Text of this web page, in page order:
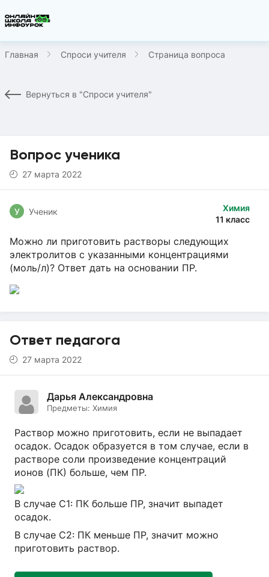
Главная Спроси учителя Страница вопроса
Вернуться в "Спроси учителя"
Вопрос ученика
27 марта 2022
Химия
11 класс
У Ученик
Можно ли приготовить растворы следующих
электролитов с указанными концентрациями
(моль/л)? Ответ дать на основании ПР.
Ответ педагога
27 марта 2022
Дарья Александровна
Предметы: Химия
Раствор можно приготовить, если не выпадает
осадок. Осадок образуется в том случае, если в
растворе соли произведение концентраций
ионов (ПК) больше, чем ПР.
В случае С1: ПК больше ПР, значит выпадет
осадок.
В случае С2: ПК меньше ПР, значит можно
приготовить раствор.